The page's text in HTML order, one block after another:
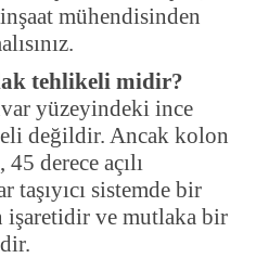
mühendisinden
tehlikeli midir?
yüzeyindeki ince
değildir. Ancak kolon
derece açılı
taşıyıcı sistemde bir
ve mutlaka bir